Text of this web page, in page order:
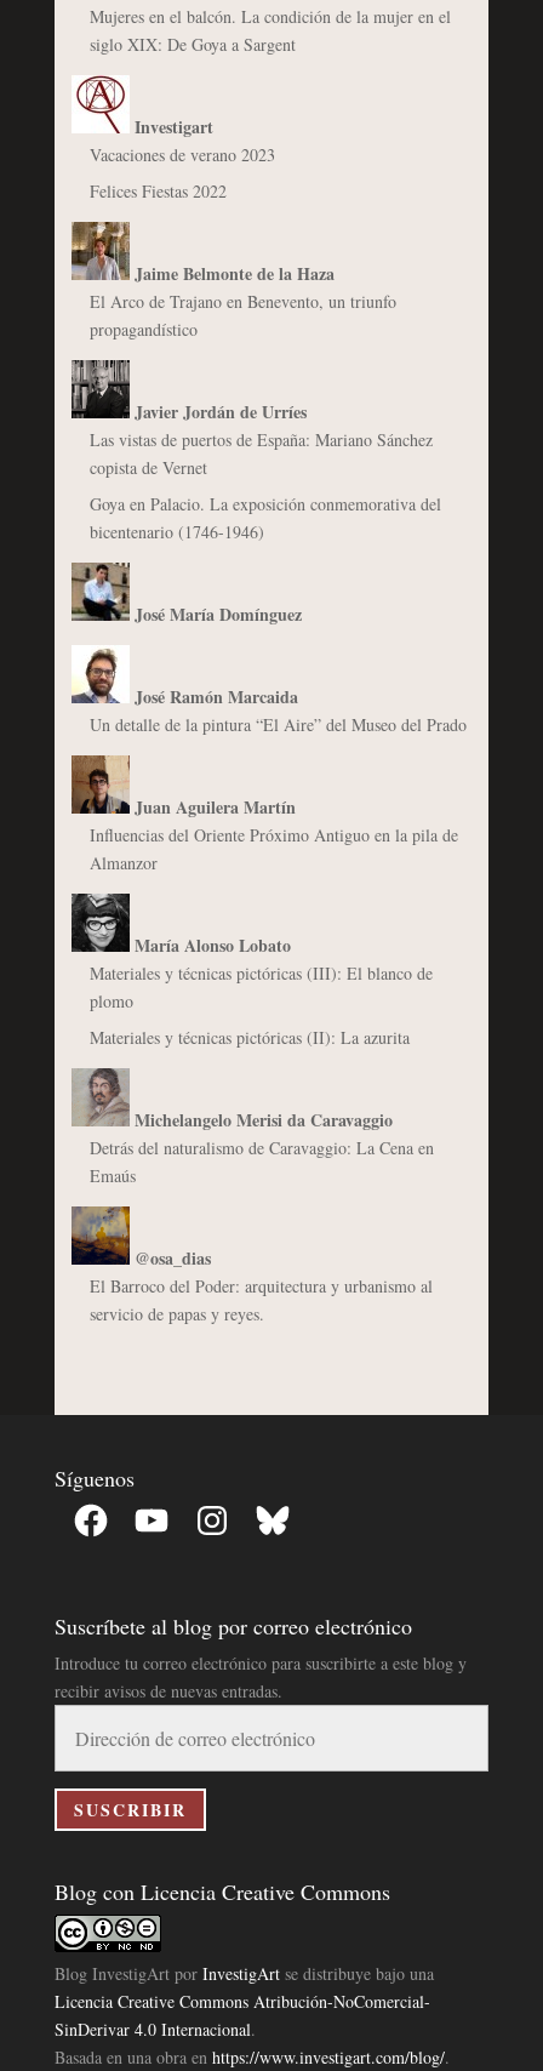
Mujeres en el balcón. La condición de la mujer en el
siglo XIX: De Goya a Sargent
Investigart
Vacaciones de verano 2023
Felices Fiestas 2022
Jaime Belmonte de la Haza
El Arco de Trajano en Benevento, un triunfo
propagandístico
Javier Jordán de Urríes
Las vistas de puertos de España: Mariano Sánchez
copista de Vernet
Goya en Palacio. La exposición conmemorativa del
bicentenario (1746-1946)
José María Domínguez
José Ramón Marcaida
Un detalle de la pintura “El Aire” del Museo del Prado
Juan Aguilera Martín
Influencias del Oriente Próximo Antiguo en la pila de
Almanzor
María Alonso Lobato
Materiales y técnicas pictóricas (III): El blanco de
plomo
Materiales y técnicas pictóricas (II): La azurita
Michelangelo Merisi da Caravaggio
Detrás del naturalismo de Caravaggio: La Cena en
Emaús
@osa_dias
El Barroco del Poder: arquitectura y urbanismo al
servicio de papas y reyes.
Síguenos
Facebook YouTube InstagramBluesky
Suscríbete al blog por correo electrónico
Introduce tu correo electrónico para suscribirte a este blog y
recibir avisos de nuevas entradas.
correo
electrónico
SUSCRIBIR
Blog con Licencia Creative Commons
Blog InvestigArtpor InvestigArtse distribuye bajo una
Licencia Creative Commons Atribución-NoComercial-
SinDerivar 4.0 Internacional.
Basada en una obra en https://www.investigart.com/blog/.